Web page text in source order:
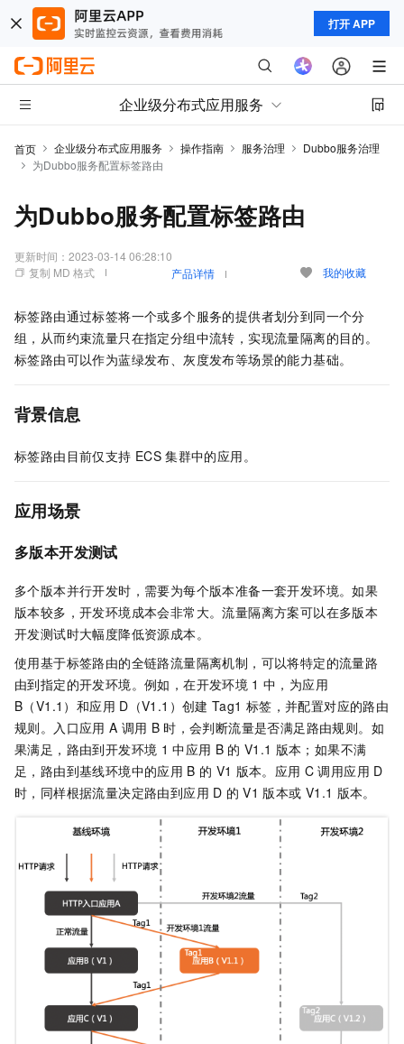
打开 APP
企业级分布式应用服务
首页 企业级分布式应用服务 操作指南 服务治理
Dubbo服务治理
为Dubbo服务配置标签路由
为Dubbo服务配置标签路由
更新时间： 2023-03-14 06:28:10
复制 MD 格式
产品详情 我的收藏
标签路由通过标签将一个或多个服务的提供者划分到同一个分
组，从而约束流量只在指定分组中流转，实现流量隔离的目的。
标签路由可以作为蓝绿发布、灰度发布等场景的能力基础。
背景信息
标签路由目前仅支持 ECS 集群中的应用。
应用场景
多版本开发测试
多个版本并行开发时，需要为每个版本准备一套开发环境。如果
版本较多，开发环境成本会非常大。流量隔离方案可以在多版本
开发测试时大幅度降低资源成本。
使用基于标签路由的全链路流量隔离机制，可以将特定的流量路
由到指定的开发环境。例如，在开发环境 1 中，为应用
B（V1.1）和应用 D（V1.1）创建 Tag1 标签，并配置对应的路由
规则。入口应用 A 调用 B 时，会判断流量是否满足路由规则。如
果满足，路由到开发环境 1 中应用 B 的 V1.1 版本；如果不满
足，路由到基线环境中的应用 B 的 V1 版本。应用 C 调用应用 D
时，同样根据流量决定路由到应用 D 的 V1 版本或 V1.1 版本。